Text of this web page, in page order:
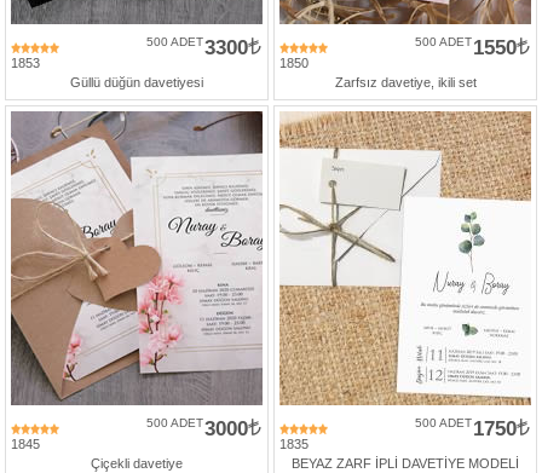
1853
3300
500 ADET
Güllü düğün davetiyesi
1850
1550
500 ADET
Zarfsız davetiye, ikili set
1845
3000
500 ADET
Çiçekli davetiye
1835
1750
500 ADET
BEYAZ ZARF İPLİ DAVETİYE MODELİ